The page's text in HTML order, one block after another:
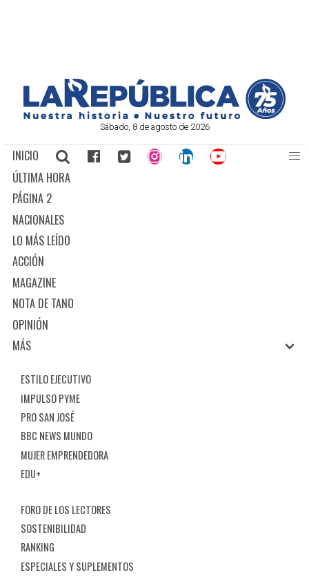
Sábado, 8 de agosto de 2026
INICIO
ÚLTIMA HORA
PÁGINA 2
NACIONALES
LO MÁS LEÍDO
ACCIÓN
MAGAZINE
NOTA DE TANO
OPINIÓN
MÁS
ESTILO EJECUTIVO
IMPULSO PYME
PRO SAN JOSÉ
BBC NEWS MUNDO
MUJER EMPRENDEDORA
EDU+
FORO DE LOS LECTORES
SOSTENIBILIDAD
RANKING
ESPECIALES Y SUPLEMENTOS